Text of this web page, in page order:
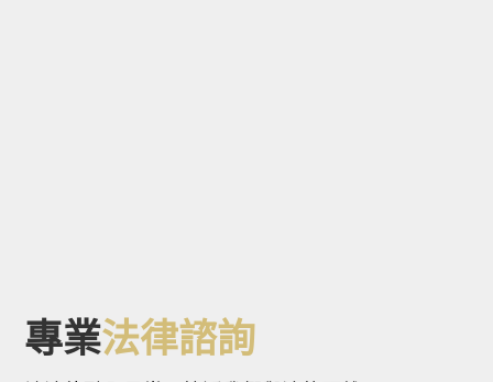
專業法律諮詢